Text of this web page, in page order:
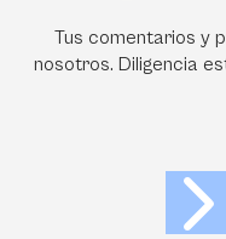
Tus comentarios y
nosotros. Diligencia